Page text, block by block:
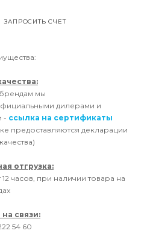
ЗАПРОСИТЬ СЧЕТ
мы
дилерами и
- ссылка на сертификаты
предоставляются декларации
отгрузка:
12 часов, при наличии товара на
связи:
54 60